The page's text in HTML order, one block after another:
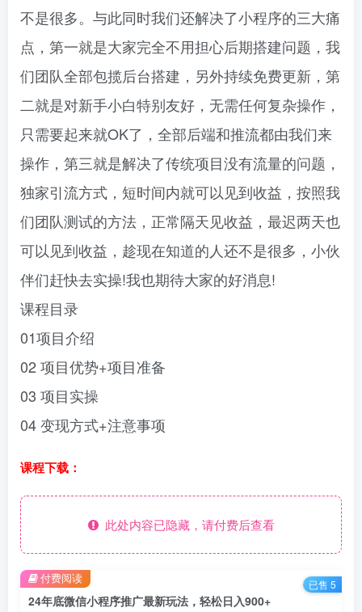
不是很多。与此同时我们还解决了小程序的三大痛
点，第一就是大家完全不用担心后期搭建问题，我
们团队全部包揽后台搭建，另外持续免费更新，第
二就是对新手小白特别友好，无需任何复杂操作，
只需要起来就OK了，全部后端和推流都由我们来
操作，第三就是解决了传统项目没有流量的问题，
独家引流方式，短时间内就可以见到收益，按照我
们团队测试的方法，正常隔天见收益，最迟两天也
可以见到收益，趁现在知道的人还不是很多，小伙
伴们赶快去实操!我也期待大家的好消息!
课程目录
01项目介绍
02 项目优势+项目准备
03 项目实操
04 变现方式+注意事项
课程下载：
此处内容已隐藏，请付费后查看
24年底微信小程序推广最新玩法，轻松日入900+
付费阅读 已售 5